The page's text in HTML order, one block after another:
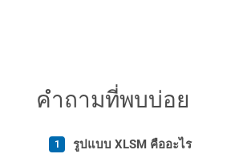
คำถามที่พบบ่อย
รูปแบบ XLSM คืออะไร